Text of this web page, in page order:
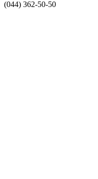
(044) 362-50-50